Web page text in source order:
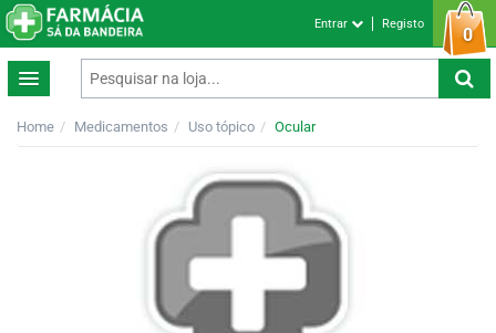
0
Entrar Registo
Home Medicamentos Uso tópico Ocular